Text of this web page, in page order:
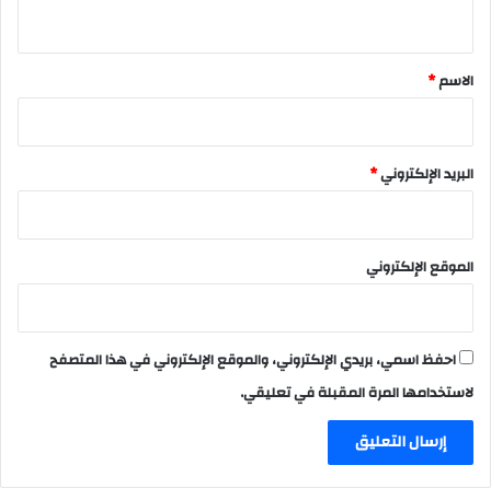
*
الاسم*
البريد الإلكتروني*
الموقع الإلكتروني
احفظ اسمي، بريدي الإلكتروني، والموقع الإلكتروني في هذا المتصفح
لاستخدامها المرة المقبلة في تعليقي.